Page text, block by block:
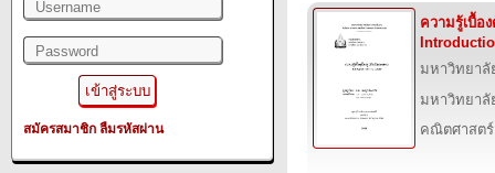
สมัครสมาชิก ลืมรหัสผ่าน
ความรู้เบื้อ
มหาวิทยาลั
มหาวิทยาลั
คณิตศาสตร์